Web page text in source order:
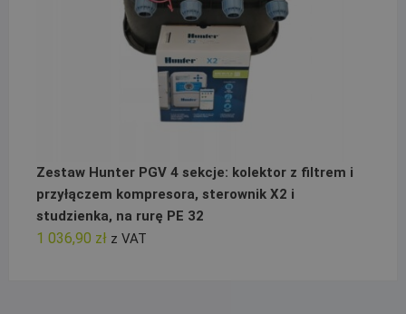
Zestaw Hunter PGV 4 sekcje: kolektor z filtrem i
przyłączem kompresora, sterownik X2 i
studzienka, na rurę PE 32
1 036,90 zł z VAT